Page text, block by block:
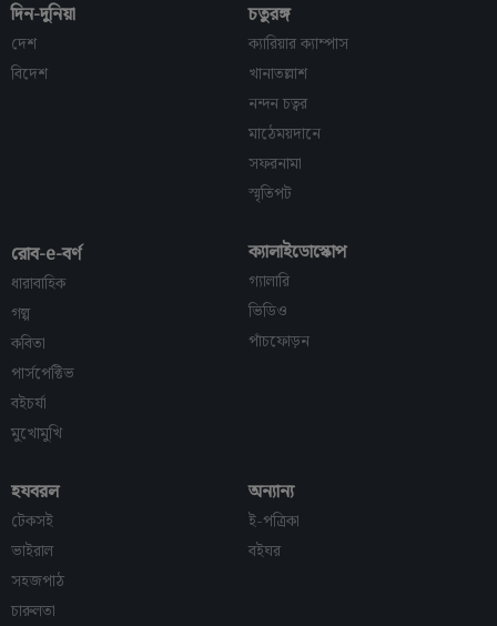
দিন-দুনিয়া
দেশ
বিদেশ
চতুরঙ্গ
ক্যারিয়ার ক্যাম্পাস
খানাতল্লাশ
নন্দন চত্বর
মাঠেময়দানে
সফরনামা
স্মৃতিপট
রোব-e-বর্ণ
ধারাবাহিক
গল্প
কবিতা
পার্সপেক্টিভ
বইচর্যা
মুখোমুখি
ক্যালাইডোস্কোপ
গ্যালারি
ভিডিও
পাঁচফোড়ন
হযবরল
টেকসই
ভাইরাল
সহজপাঠ
চারুলতা
অন্যান্য
ই-পত্রিকা
বইঘর